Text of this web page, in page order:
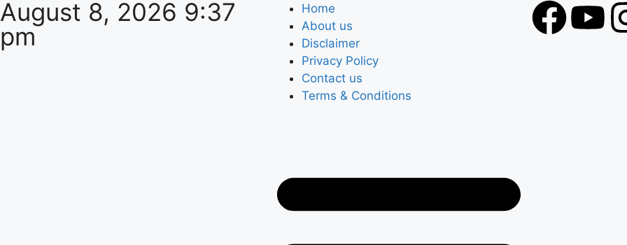
August 8, 2026 9:37
pm
Home
About us
Disclaimer
Privacy Policy
Contact us
Terms & Conditions